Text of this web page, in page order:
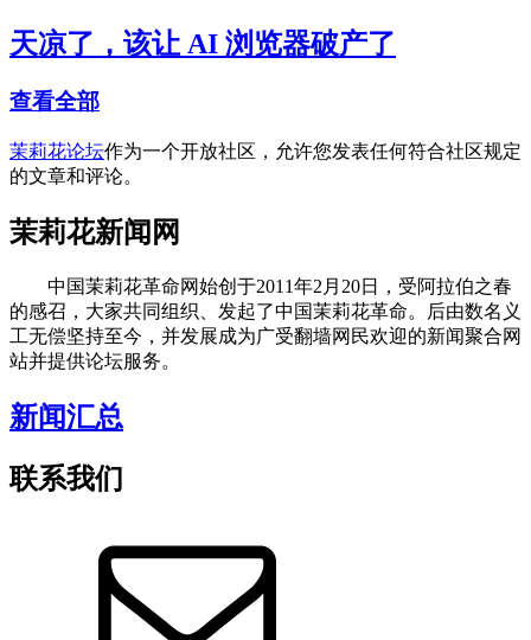
天凉了，该让 AI 浏览器破产了
查看全部
茉莉花论坛作为一个开放社区，允许您发表任何符合社区规定
的文章和评论。
茉莉花新闻网
中国茉莉花革命网始创于2011年2月20日，受阿拉伯之春
的感召，大家共同组织、发起了中国茉莉花革命。后由数名义
工无偿坚持至今，并发展成为广受翻墙网民欢迎的新闻聚合网
站并提供论坛服务。
新闻汇总
联系我们